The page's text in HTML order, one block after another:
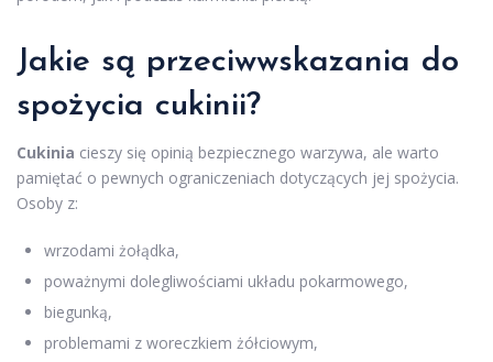
Jakie są przeciwwskazania do
spożycia cukinii?
Cukinia cieszy się opinią bezpiecznego warzywa, ale warto
pamiętać o pewnych ograniczeniach dotyczących jej spożycia.
Osoby z:
wrzodami żołądka,
poważnymi dolegliwościami układu pokarmowego,
biegunką,
problemami z woreczkiem żółciowym,